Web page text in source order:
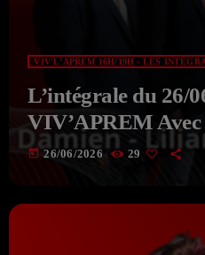
VIV'L'APREM 16H/19H - LES
L’intégrale du 26/
VIV’APREM
today 26/06/2026 29